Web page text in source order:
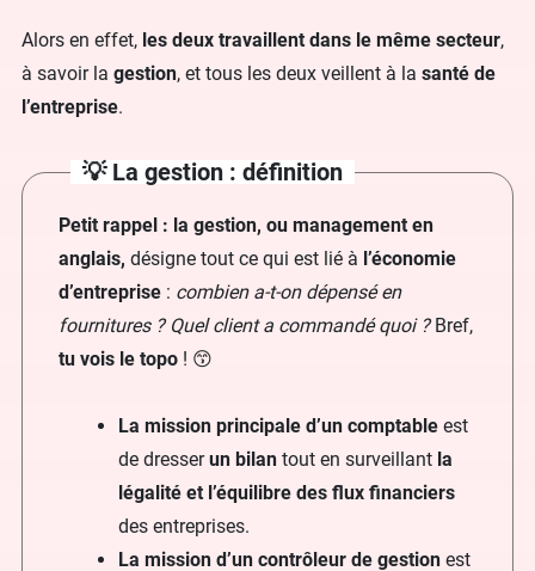
Alors en effet, les deux travaillent dans le même secteur,
à savoir la gestion, et tous les deux veillent à la santé de
l’entreprise.
💡 La gestion : définition
Petit rappel : la gestion, ou management en
anglais, désigne tout ce qui est lié à l’économie
d’entreprise : combien a-t-on dépensé en
fournitures ? Quel client a commandé quoi ?Bref,
tu vois le topo ! 😙
La mission principale d’un comptable est
de dresserun bilan tout en surveillant la
légalité et l’équilibre des flux financiers
des entreprises.
La mission d’un contrôleur de gestion est